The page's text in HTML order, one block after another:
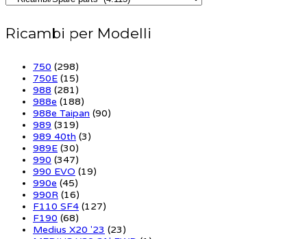
Ricambi per Modelli
750 (298)
750E (15)
988 (281)
988e (188)
988e Taipan (90)
989 (319)
989 40th (3)
989E (30)
990 (347)
990 EVO (19)
990e (45)
990R (16)
F110 SF4 (127)
F190 (68)
Medius X20 '23 (23)